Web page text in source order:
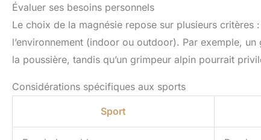
Évaluer ses besoins personnels
Le choix de la magnésie repose sur plusieurs
l’environnement (indoor ou outdoor). Par exemple,
la poussière, tandis qu’un grimpeur alpin pourrait
Considérations spécifiques aux sports
Sport